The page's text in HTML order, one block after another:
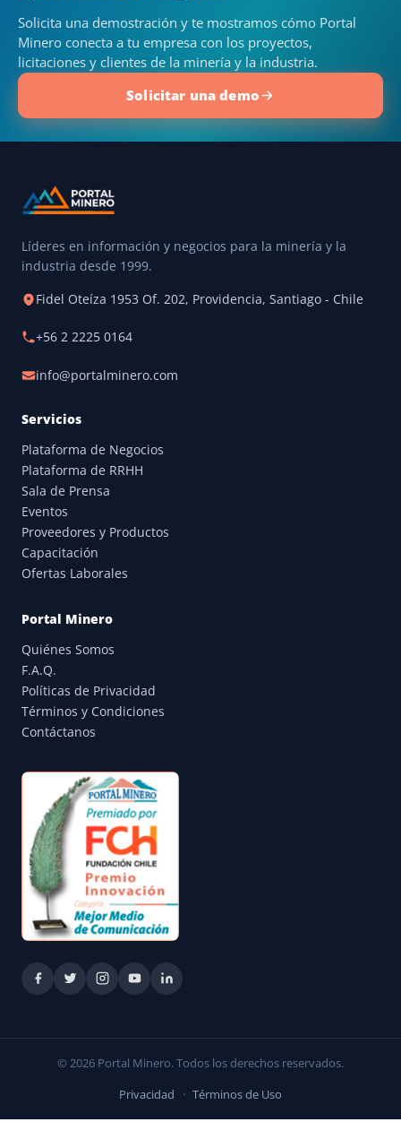
Solicita una demostración y te mostramos cómo Portal
Minero conecta a tu empresa con los proyectos,
licitaciones y clientes de la minería y la industria.
Solicitar una demo
Líderes en información y negocios para la minería y la
industria desde 1999.
Fidel Oteíza 1953 Of. 202, Providencia, Santiago - Chile
+56 2 2225 0164
info@portalminero.com
Servicios
Plataforma de Negocios
Plataforma de RRHH
Sala de Prensa
Eventos
Proveedores y Productos
Capacitación
Ofertas Laborales
Portal Minero
Quiénes Somos
F.A.Q.
Políticas de Privacidad
Términos y Condiciones
Contáctanos
© 2026 Portal Minero. Todos los derechos reservados.
Privacidad · Términos de Uso